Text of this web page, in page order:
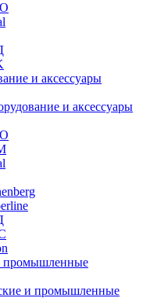
и аксессуары
и аксессуары
промышленные
и промышленные